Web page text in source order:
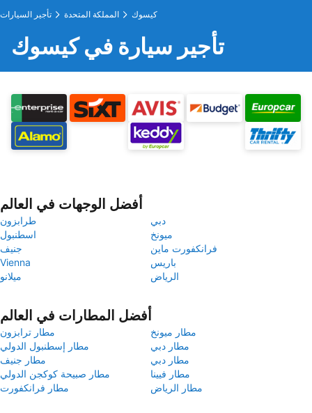
تأجير السيارات المملكة المتحدة كيسوك
تأجير سيارة في كيسوك
أفضل الوجهات في العالم
طرابزون
دبي
اسطنبول
ميونخ
جنيف
فرانكفورت ماين
Vienna
باريس
ميلانو
الرياض
أفضل المطارات في العالم
مطار ترابزون
مطار ميونخ
مطار إسطنبول الدولي
مطار دبي
مطار جنيف
مطار دبي
مطار صبيحة كوكجن الدولي
مطار فيينا
مطار فرانكفورت
مطار الرياض